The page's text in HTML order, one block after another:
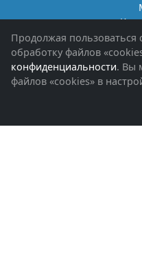
Помощь
Об
Продолжая пользоваться
обработку файлов
конфиденциальности. Вы
файлов «cookies» в